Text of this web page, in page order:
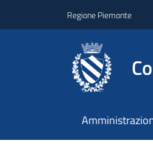
Regione Piemonte